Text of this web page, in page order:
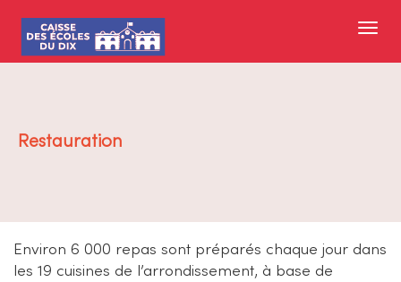
Restauration
Environ 6 000 repas sont préparés chaque jour dans
les 19 cuisines de l’arrondissement, à base de